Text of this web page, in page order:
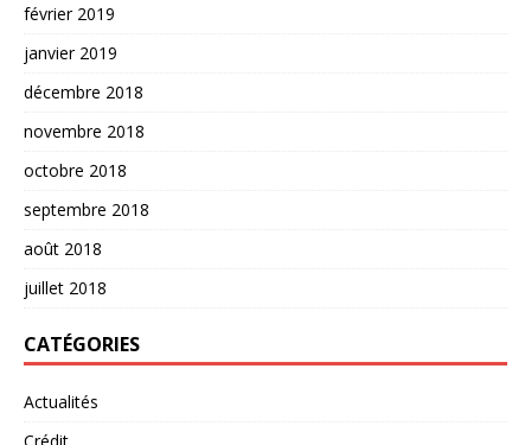
février 2019
janvier 2019
décembre 2018
novembre 2018
octobre 2018
septembre 2018
août 2018
juillet 2018
CATÉGORIES
Actualités